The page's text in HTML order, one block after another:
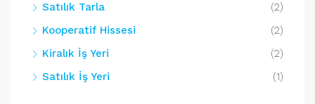
Satılık Tarla
(2)
Kooperatif Hissesi
(2)
Kiralık İş Yeri
(2)
Satılık İş Yeri
(1)